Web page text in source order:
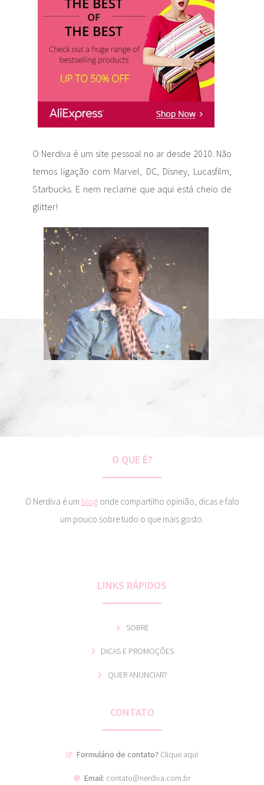
O Nerdiva é um site pessoal no ar desde 2010. Não
temos ligação com Marvel, DC, Disney, Lucasfilm,
Starbucks. E nem reclame que aqui está cheio de
glitter!
O QUE É?
O Nerdiva é um blogonde compartilho opinião, dicas e falo
um pouco sobre tudo o que mais gosto.
LINKS RÁPIDOS
SOBRE
DICAS E PROMOÇÕES
QUER ANUNCIAR?
CONTATO
Formulário de contato? Clique aqui
Email: contato@nerdiva.com.br